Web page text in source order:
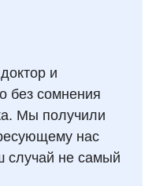
и
без сомнения
Мы получили
нас
случай не самый